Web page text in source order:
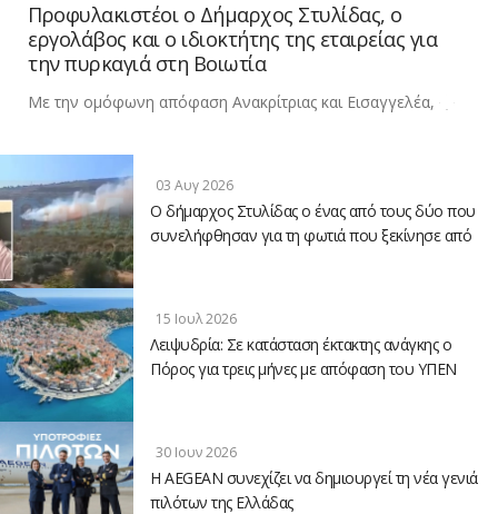
Προφυλακιστέοι ο Δήμαρχος Στυλίδας, ο
εργολάβος και ο ιδιοκτήτης της εταιρείας για
την πυρκαγιά στη Βοιωτία
Με την ομόφωνη απόφαση Ανακρίτριας και Εισαγγελέα, �
03 Αυγ 2026
Ο δήμαρχος Στυλίδας ο ένας από τους δύο που
συνελήφθησαν για τη φωτιά που ξεκίνησε από
15 Ιουλ 2026
Λειψυδρία: Σε κατάσταση έκτακτης ανάγκης ο
Πόρος για τρεις μήνες με απόφαση του ΥΠΕΝ
30 Ιουν 2026
Η AEGEAN συνεχίζει να δημιουργεί τη νέα γενιά
πιλότων της Ελλάδας